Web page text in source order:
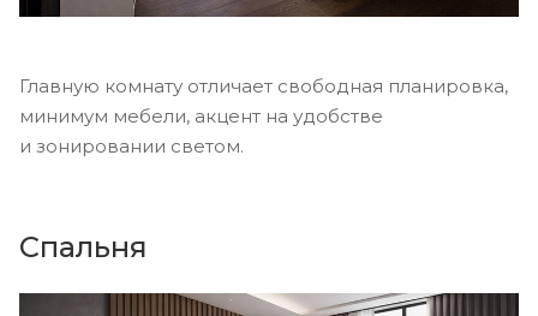
Главную комнату отличает свободная планировка,
минимум мебели, акцент на удобстве
и зонировании светом.
Спальня